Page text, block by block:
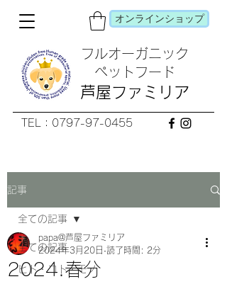
フルオーガニック
​ペットフード
芦屋ファミリア
TEL：0797-97-0455
オンラインショップ
記事
全ての記事
ヒト・コト・モノ
全ての記事
2024.春分
papa@芦屋ファミリア
2024年3月20日 読了時間: 2分